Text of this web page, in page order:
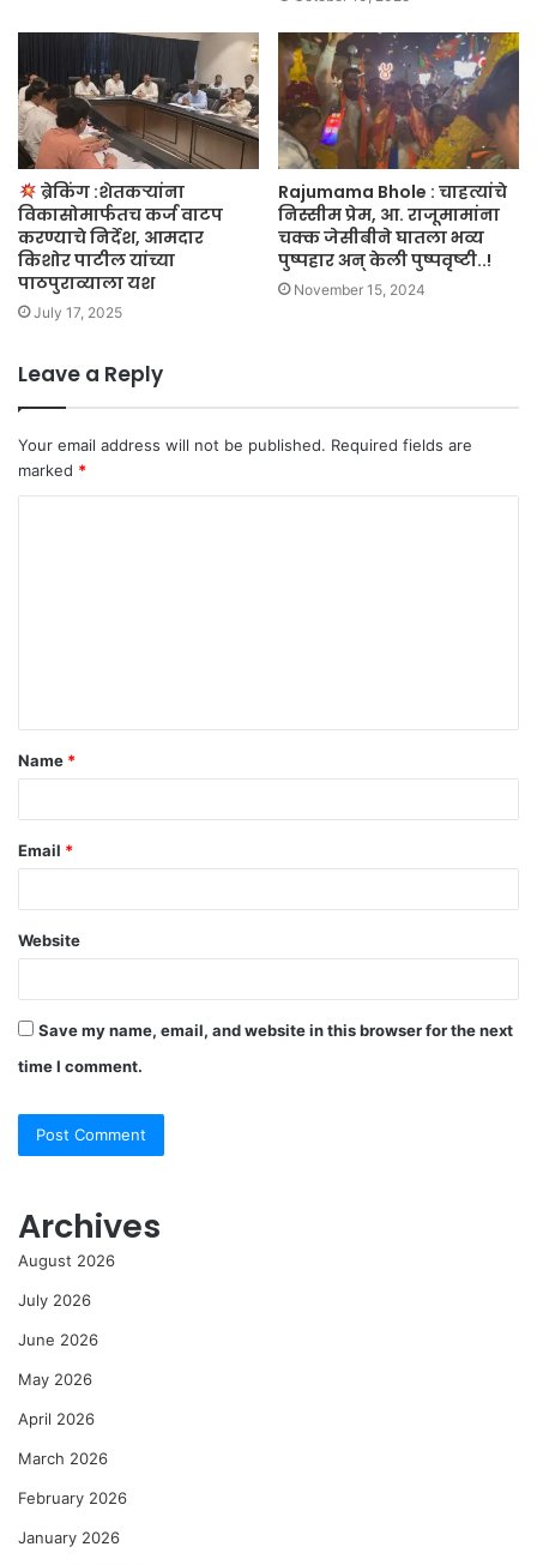
ब्रेकिंग :शेतकऱ्यांना
विकासोमार्फतच कर्ज वाटप
करण्याचे निर्देश, आमदार
किशोर पाटील यांच्या
पाठपुराव्याला यश
July 17, 2025
Rajumama Bhole : चाहत्यांचे
निस्सीम प्रेम, आ. राजूमामांना
चक्क जेसीबीने घातला भव्य
पुष्पहार अन् केली पुष्पवृष्टी..!
November 15, 2024
Leave a Reply
Your email address will not be published. Required fields are
marked *
t
*
Name *
Email *
Website
Save my name, email, and website in this browser for the next
time I comment.
Archives
August 2026
July 2026
June 2026
May 2026
April 2026
March 2026
February 2026
January 2026